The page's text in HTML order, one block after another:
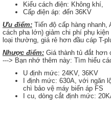
Kiểu cách điện: Không khí,
Cấp điện áp: đến 36KV
Ưu điểm: Tiến độ cấp hàng nhanh,
cách pha lớn) giảm chi phí phụ
loại thường, giá rẻ hơn đầu cáp T-
Nhược điểm: Giá thành tủ đắt
---> Bạn nhớ thêm này: Tìm hiểu
U định mức: 24KV, 36KV
I định mức: 630A, với ngăn
chì bảo vệ máy biến áp FS
I cu, dòng cắt định mức: